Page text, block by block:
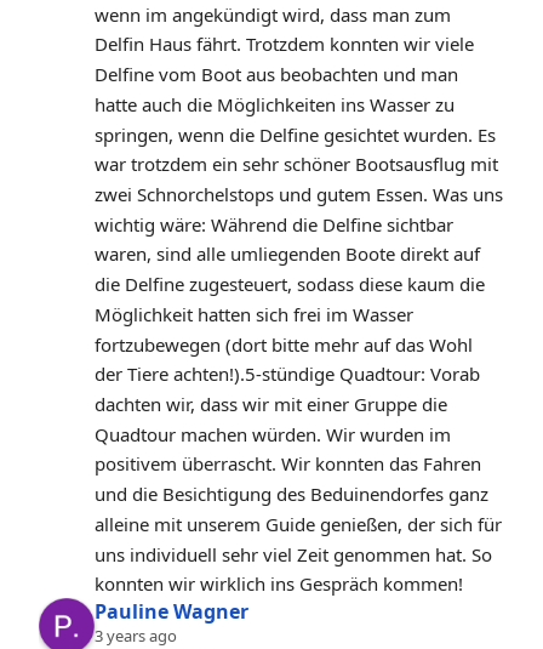
wenn im angekündigt wird, dass man zum
Delfin Haus fährt. Trotzdem konnten wir viele
Delfine vom Boot aus beobachten und man
hatte auch die Möglichkeiten ins Wasser zu
springen, wenn die Delfine gesichtet wurden. Es
war trotzdem ein sehr schöner Bootsausflug mit
zwei Schnorchelstops und gutem Essen. Was uns
wichtig wäre: Während die Delfine sichtbar
waren, sind alle umliegenden Boote direkt auf
die Delfine zugesteuert, sodass diese kaum die
Möglichkeit hatten sich frei im Wasser
fortzubewegen (dort bitte mehr auf das Wohl
der Tiere achten!).5-stündige Quadtour: Vorab
dachten wir, dass wir mit einer Gruppe die
Quadtour machen würden. Wir wurden im
positivem überrascht. Wir konnten das Fahren
und die Besichtigung des Beduinendorfes ganz
alleine mit unserem Guide genießen, der sich für
uns individuell sehr viel Zeit genommen hat. So
konnten wir wirklich ins Gespräch kommen!
Pauline Wagner
3 years ago